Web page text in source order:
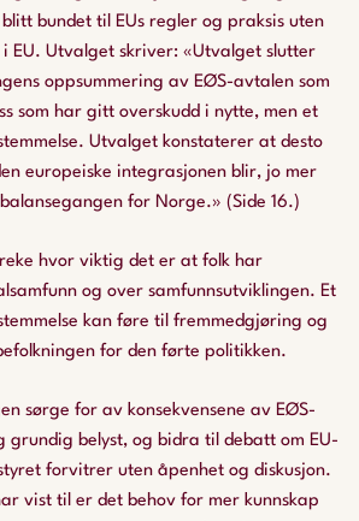
bundet til EUs regler og praksis uten
EU. Utvalget skriver: «Utvalget slutter
oppsummering av EØS-avtalen som
som har gitt overskudd i nytte, men et
Utvalget konstaterer at desto
europeiske integrasjonen blir, jo mer
for Norge.» (Side 16.)
hvor viktig det er at folk har
og over samfunnsutviklingen. Et
kan føre til fremmedgjøring og
for den førte politikken.
sørge for av konsekvensene av EØS-
grundig belyst, og bidra til debatt om EU-
forvitrer uten åpenhet og diskusjon.
vist til er det behov for mer kunnskap